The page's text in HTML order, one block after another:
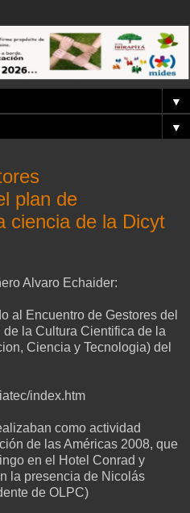
▼
▼
plan de
ciencia de la Dicyt
Alvaro Echaider:
al Encuentro de Gestores del
la Cultura Cientifica de la
Ciencia y Tecnologia) del
index.htm
como actividad
de las Américas 2008, que
en el Hotel Conrad y
la presencia de Nicolás
de OLPC)